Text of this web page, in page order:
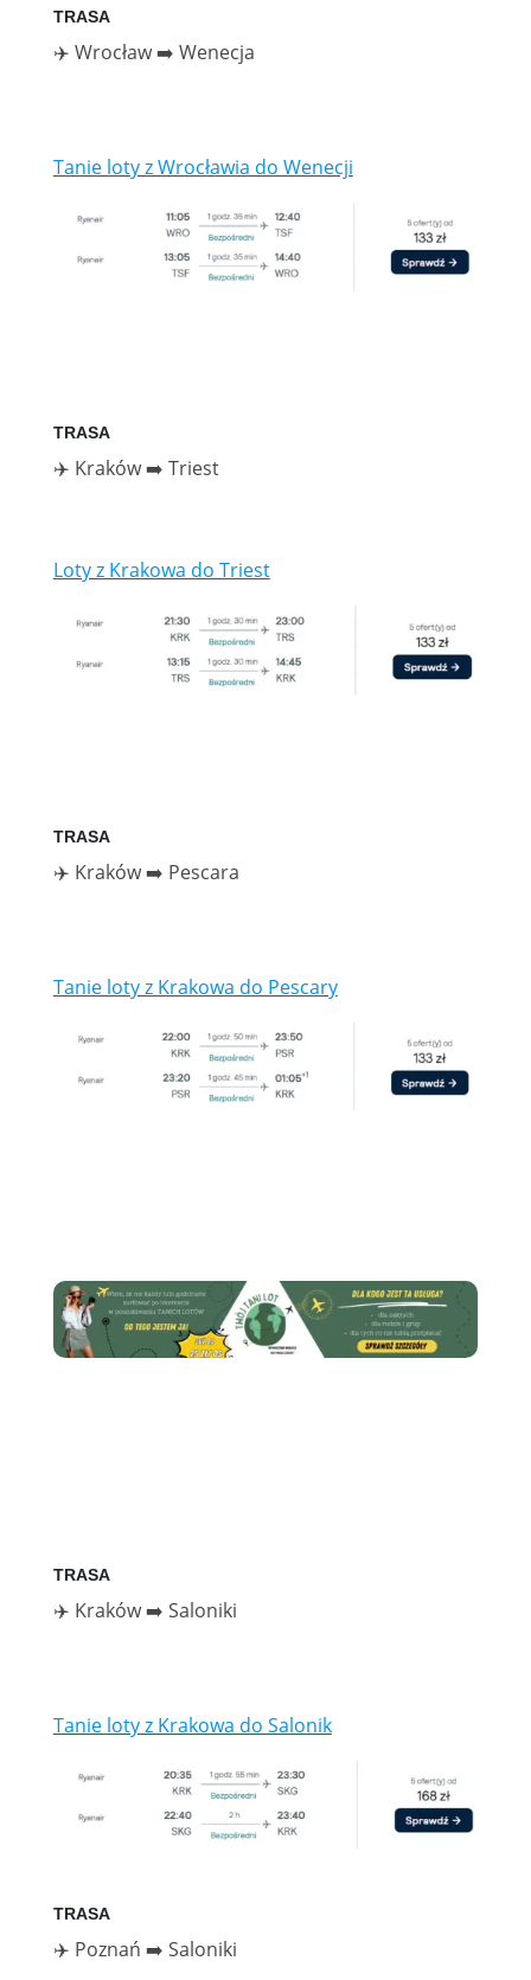
TRASA
✈️ Wrocław ➡️ Wenecja
Tanie loty z Wrocławia do Wenecji
TRASA
✈️ Kraków ➡️ Triest
Loty z Krakowa do Triest
TRASA
✈️ Kraków ➡️ Pescara
Tanie loty z Krakowa do Pescary
TRASA
✈️ Kraków ➡️ Saloniki
Tanie loty z Krakowa do Salonik
TRASA
✈️ Poznań ➡️ Saloniki